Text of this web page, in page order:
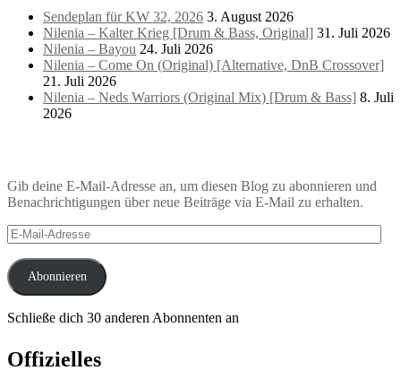
Sendeplan für KW 32, 2026 3. August 2026
Nilenia – Kalter Krieg [Drum & Bass, Original] 31. Juli 2026
Nilenia – Bayou 24. Juli 2026
Nilenia – Come On (Original) [Alternative, DnB Crossover]
21. Juli 2026
Nilenia – Neds Warriors (Original Mix) [Drum & Bass] 8. Juli
2026
Gib deine E-Mail-Adresse an, um diesen Blog zu abonnieren und
Benachrichtigungen über neue Beiträge via E-Mail zu erhalten.
E-
Mail-
Adresse
Abonnieren
Schließe dich 30 anderen Abonnenten an
Offizielles